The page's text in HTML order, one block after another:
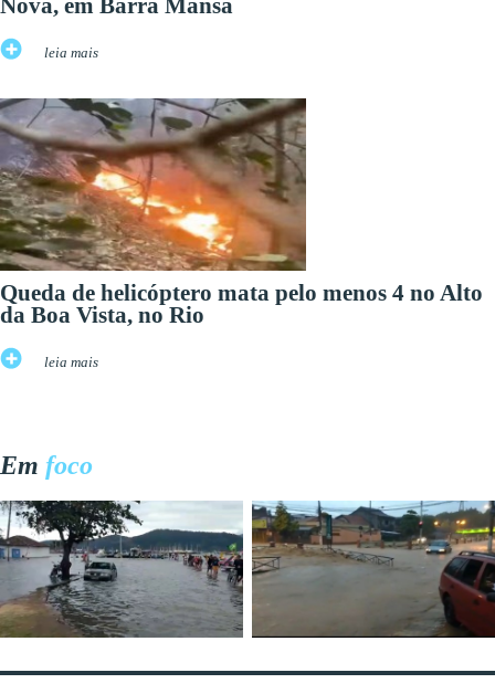
Nova, em Barra Mansa
leia mais
Queda de helicóptero mata pelo menos 4 no Alto
da Boa Vista, no Rio
leia mais
Em foco